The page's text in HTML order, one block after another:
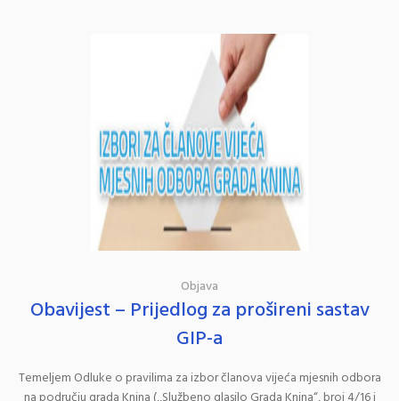
Objava
Obavijest – Prijedlog za prošireni sastav
GIP-a
Temeljem Odluke o pravilima za izbor članova vijeća mjesnih odbora